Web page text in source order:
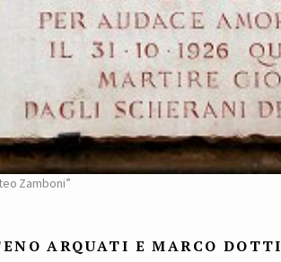
Zamboni”
ARQUATI E MARCO DOTTI